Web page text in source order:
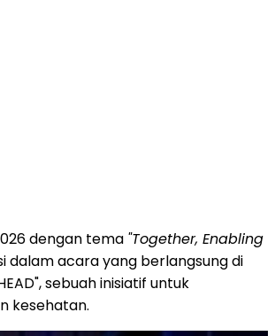
dengan tema "Together, Enabling
dalam acara yang berlangsung di
sebuah inisiatif untuk
kesehatan.